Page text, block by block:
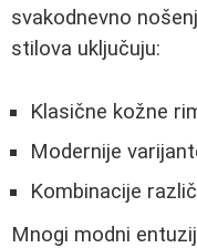
svakodnevno
stilova uključuju:
Klasične kožne
Modernije
Kombinacije
Mnogi modni